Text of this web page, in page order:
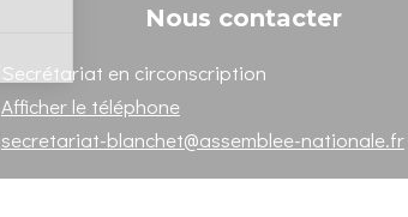
Nous contacter
Secrétariat en circonscription
Afficher le téléphone
secretariat-blanchet@assemblee-nationale.fr